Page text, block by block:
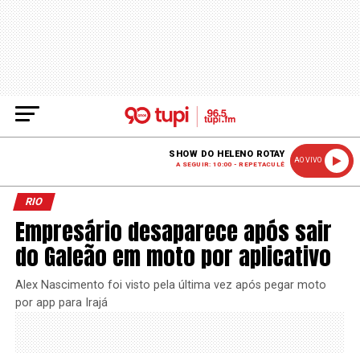
SHOW DO HELENO ROTAY
A SEGUIR: 10:00 - REPETACULÊ
AO VIVO
RIO
Empresário desaparece após sair
do Galeão em moto por aplicativo
Alex Nascimento foi visto pela última vez após pegar moto
por app para Irajá